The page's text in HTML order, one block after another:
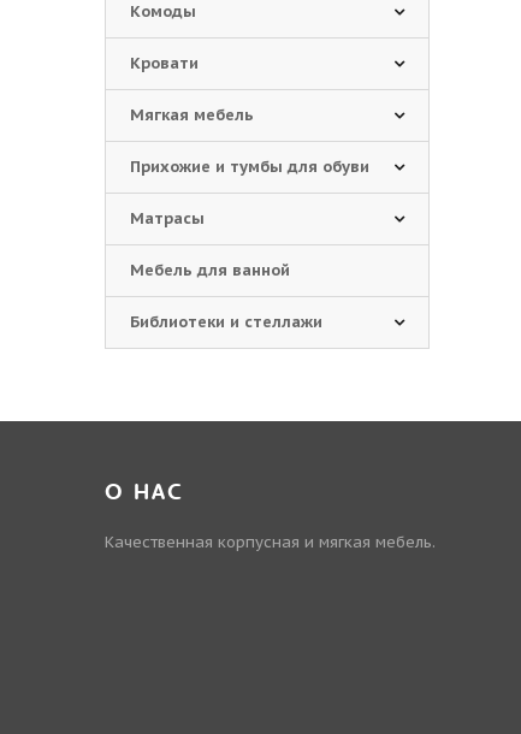
Комоды
Кровати
Мягкая мебель
Прихожие и тумбы для обуви
Матрасы
Мебель для ванной
Библиотеки и стеллажи
О НАС
Качественная корпусная и мягкая мебель.